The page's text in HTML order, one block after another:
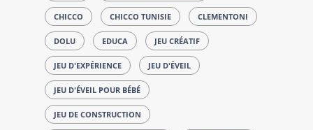
CHICCO CHICCO TUNISIE CLEMENTONI
DOLU EDUCA JEU CRÉATIF
JEU D'EXPÉRIENCE JEU D'ÉVEIL
JEU D'ÉVEIL POUR BÉBÉ
JEU DE CONSTRUCTION